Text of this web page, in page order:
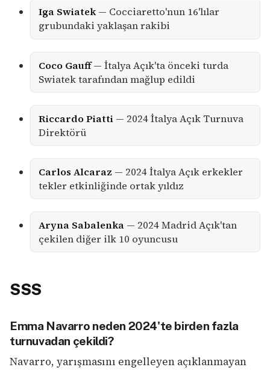
Iga Swiatek— Cocciaretto'nun 16'lılar
grubundaki yaklaşan rakibi
Coco Gauff— İtalya Açık'ta önceki turda
Swiatek tarafından mağlup edildi
Riccardo Piatti— 2024 İtalya Açık Turnuva
Direktörü
Carlos Alcaraz — 2024 İtalya Açık erkekler
tekler etkinliğinde ortak yıldız
Aryna Sabalenka— 2024 Madrid Açık'tan
çekilen diğer ilk 10 oyuncusu
SSS
Emma Navarro neden 2024'te birden fazla
turnuvadan çekildi?
Navarro, yarışmasını engelleyen açıklanmayan